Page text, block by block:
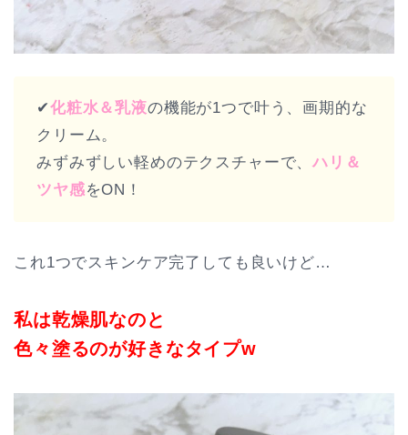
✔︎化粧水＆乳液の機能が1つで叶う、画期的な
クリーム。
みずみずしい軽めのテクスチャーで、ハリ＆
ツヤ感をON！
これ1つでスキンケア完了しても良いけど…
私は乾燥肌なのと
色々塗るのが好きなタイプw